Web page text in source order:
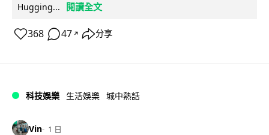
Hugging...
閱讀全文
368 47 ↗ 分享
科技娛樂 生活娛樂 城中熱話
Vin 1 日